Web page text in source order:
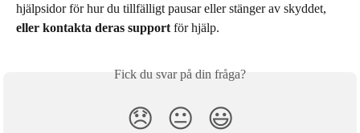
hjälpsidor för hur du tillfälligt pausar eller stänger av skyddet,
eller kontakta deras support för hjälp.
Fick du svar på din fråga?
😞 😐 😃